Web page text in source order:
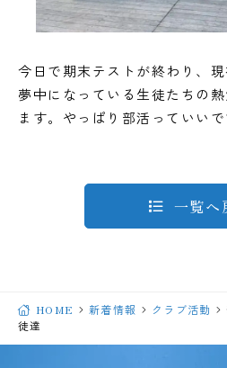
今日で期末テストが終わり、
夢中になっている生徒たちの
ます。やっぱり部活っていいで
一覧へ
HOME 新着情報 クラブ活動
徒達